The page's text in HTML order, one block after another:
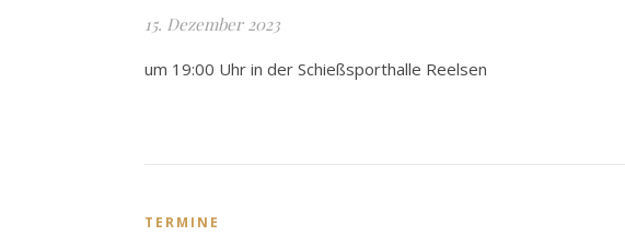
15. Dezember 2023
um 19:00 Uhr in der Schießsporthalle Reelsen
TERMINE